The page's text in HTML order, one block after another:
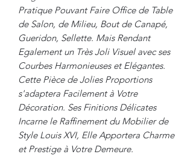
Pratique Pouvant Faire Office de Table
de Salon, de Milieu, Bout de Canapé,
Gueridon, Sellette. Mais Rendant
Egalement un Très Joli Visuel avec ses
Courbes Harmonieuses et Elégantes.
Cette Pièce de Jolies Proportions
s'adaptera Facilement à Votre
Décoration. Ses Finitions Délicates
Incarne le Raffinement du Mobilier de
Style Louis XVI, Elle Apportera Charme
et Prestige à Votre Demeure.